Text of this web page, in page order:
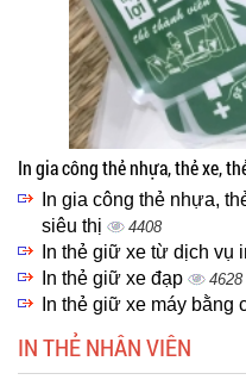
In gia công thẻ nhựa, thẻ xe,
In gia công thẻ nhựa,
siêu thị
4408
In thẻ giữ xe từ dịch vụ
In thẻ giữ xe đạp 4628
In thẻ giữ xe máy bằng
IN THẺ NHÂN VIÊN